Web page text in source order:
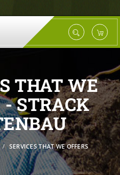
THAT WE
- STRACK
SERVICES THAT WE OFFERS